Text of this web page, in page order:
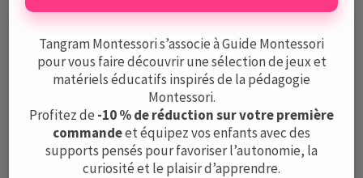
d'affiner votre recherche ou utilisez le
panneau de navigation ci-dessus pour
localiser l'article.
Voir tous les produits
Tangram Montessori s’associe à Guide Montessori
pour vous faire découvrir une sélection de jeux et
matériels éducatifs inspirés de la pédagogie
Montessori.
Profitez de -10 % de réduction sur votre première
commandeet équipez vos enfants avec des
supports pensés pour favoriser l’autonomie, la
curiosité et le plaisir d’apprendre.